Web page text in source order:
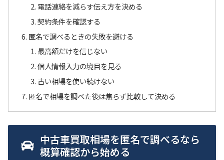
電話連絡を減らす伝え方を決める
契約条件を確認する
匿名で調べるときの失敗を避ける
最高額だけを信じない
個人情報入力の境目を見る
古い相場を使い続けない
匿名で相場を調べた後は焦らず比較して決める
中古車買取相場を匿名で調べるなら
概算確認から始める